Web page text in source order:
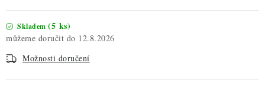
Skladem (5 ks)
12.8.2026
Možnosti doručení